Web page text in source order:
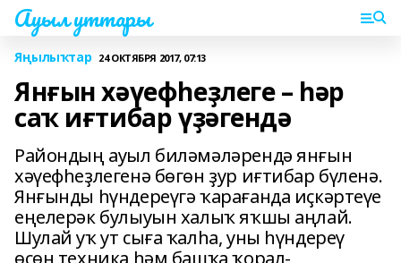
Ауыл уттары
Яңылыҡтар 24 ОКТЯБРЯ 2017, 07:13
Янғын хәүефһеҙлеге – һәр
саҡ иғтибар үҙәгендә
Райондың ауыл биләмәләрендә янғын
хәүефһеҙлегенә бөгөн ҙур иғтибар бүленә.
Янғынды һүндереүгә ҡарағанда иҫкәртеүе
еңелерәк булыуын халыҡ яҡшы аңлай.
Шулай уҡ ут сыға ҡалһа, уны һүндереү
өсөн техника һәм башҡа ҡорал-